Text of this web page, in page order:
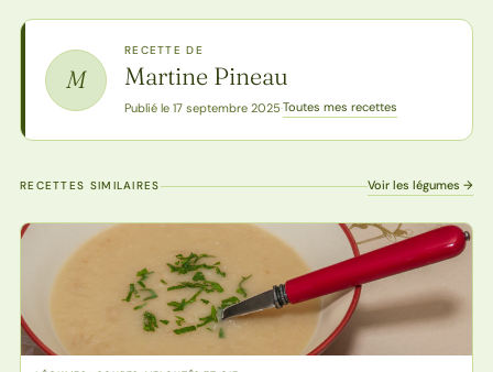
M
RECETTE DE
Martine Pineau
Publié le 17 septembre 2025·Toutes mes recettes
RECETTES SIMILAIRES Voir les légumes →